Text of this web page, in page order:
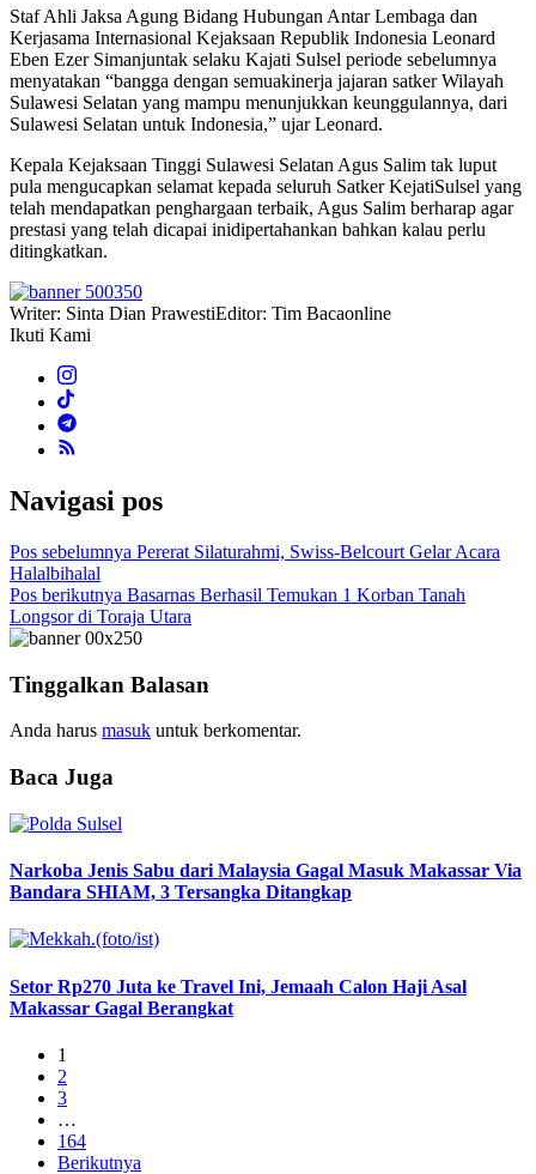
Staf Ahli Jaksa Agung Bidang Hubungan Antar Lembaga dan
Kerjasama Internasional Kejaksaan Republik Indonesia Leonard
Eben Ezer Simanjuntak selaku Kajati Sulsel periode sebelumnya
menyatakan “bangga dengan semuakinerja jajaran satker Wilayah
Sulawesi Selatan yang mampu menunjukkan keunggulannya, dari
Sulawesi Selatan untuk Indonesia,” ujar Leonard.
Kepala Kejaksaan Tinggi Sulawesi Selatan Agus Salim tak luput
pula mengucapkan selamat kepada seluruh Satker KejatiSulsel yang
telah mendapatkan penghargaan terbaik, Agus Salim berharap agar
prestasi yang telah dicapai inidipertahankan bahkan kalau perlu
ditingkatkan.
Writer: Sinta Dian PrawestiEditor: Tim Bacaonline
Ikuti Kami
Navigasi pos
Pos sebelumnya Pererat Silaturahmi, Swiss-Belcourt Gelar Acara
Halalbihalal
Pos berikutnya Basarnas Berhasil Temukan 1 Korban Tanah
Longsor di Toraja Utara
Tinggalkan Balasan
Anda harus masuk untuk berkomentar.
Baca Juga
Narkoba Jenis Sabu dari Malaysia Gagal Masuk Makassar Via
Bandara SHIAM, 3 Tersangka Ditangkap
Setor Rp270 Juta ke Travel Ini, Jemaah Calon Haji Asal
Makassar Gagal Berangkat
1
2
3
…
164
Berikutnya